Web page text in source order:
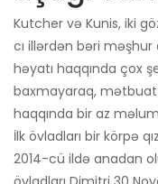
Kutcher və Kunis, iki
cı illərdən bəri
həyatı haqqında çox
baxmayaraq, mətbuat
haqqında bir az
İlk övladları bir körpə
2014-cü ildə anadan